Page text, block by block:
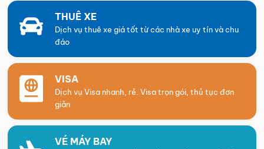
THUÊ XE
Dịch vụ thuê xe giá tốt từ các nhà xe uy tín và chu
đáo
VISA
Dịch vụ Visa nhanh, rẻ. Visa trọn gói, thủ tục đơn
giản
VÉ MÁY BAY